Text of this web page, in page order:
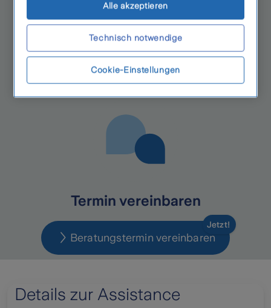
Direkt online abschließen
Jetzt berechnen
Termin vereinbaren
Beratungstermin vereinbaren
Jetzt!
Details zur Assistance
Technisch notwendige
Alle akzeptieren
Cookie-Einstellungen